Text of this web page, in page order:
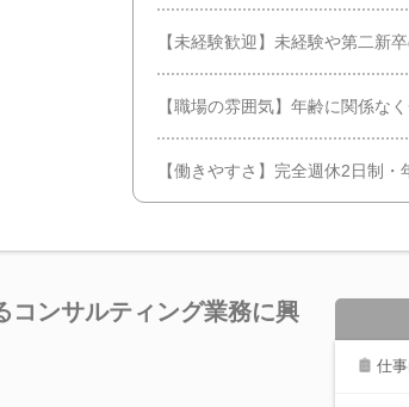
【未経験歓迎】未経験や第二新
【職場の雰囲気】年齢に関係な
【働きやすさ】完全週休2日制
コンサルティング業務に興
仕